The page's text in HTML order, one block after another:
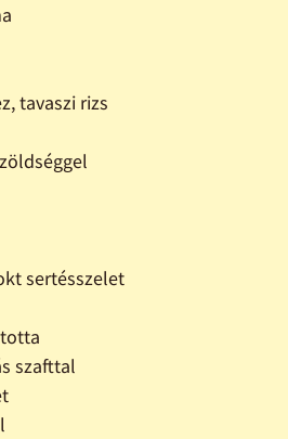
tavaszi rizs
sertésszelet
szafttal